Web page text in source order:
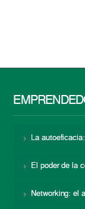
La
El poder de la
Networking: el